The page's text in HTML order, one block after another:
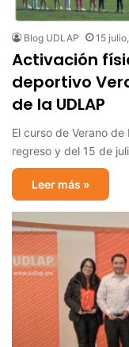
Blog UDLAP 15
Activación
deportivo
de la UDLAP
El curso de Verano
regreso y del 15 de
Leer más »